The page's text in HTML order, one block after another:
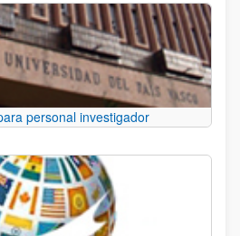
personal investigador